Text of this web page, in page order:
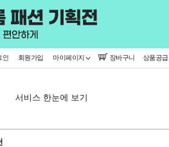
인 회원가입 마이페이지 장바구니 상품공
서비스 한눈에 보기